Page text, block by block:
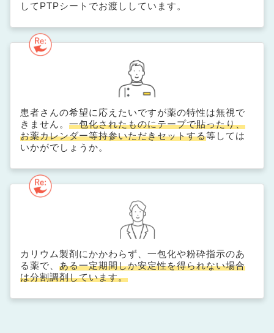
してPTPシートでお渡ししています。
患者さんの希望に応えたいですが薬の特性は無視で
きません。 一包化されたものにテープで貼ったり、
お薬カレンダー等持参いただきセットする等しては
いかがでしょうか。
カリウム製剤にかかわらず、一包化や粉砕指示のあ
る薬で、 ある一定期間しか安定性を得られない場合
は分割調剤しています。